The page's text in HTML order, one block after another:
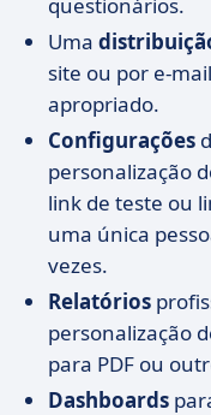
Uma
site ou por e-
apropriado.
Configurações
personalização
link de teste ou
uma única
vezes.
Relatórios
personalização
para PDF ou
Dashboards